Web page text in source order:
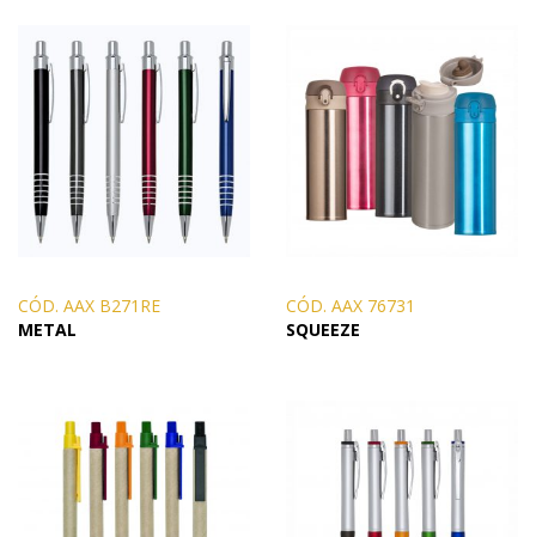
CÓD. AAX B271RE
METAL
CÓD. AAX 76731
SQUEEZE